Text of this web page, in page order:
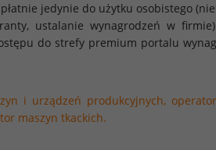
jedynie do użytku osobistego
ustalanie wynagrodzeń w
do strefy premium portalu
i urządzeń produkcyjnych,
maszyn tkackich.